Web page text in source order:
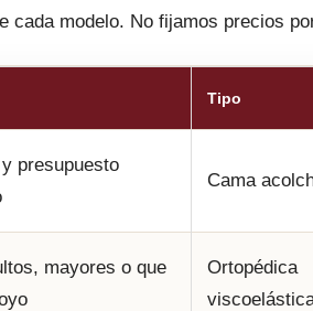
cada modelo. No fijamos precios
Tipo
presupuesto
Cama
mayores o que
Ortopédica